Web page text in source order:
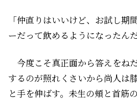
「仲直りはいいけど、お試し
ーだって飲めるようになったん
今度こそ真正面から答えをね
するのが照れくさいから尚人は
と手を伸ばす。未生の頰と首筋